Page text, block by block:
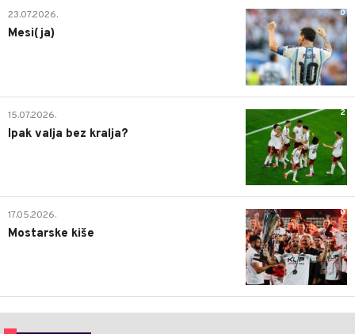
0
23.07.2026.
Mesi(ja)
2
15.07.2026.
Ipak valja bez kralja?
0
17.05.2026.
Mostarske kiše